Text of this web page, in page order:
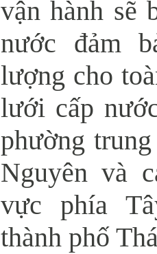
vận hành sẽ
nước đảm
lượng cho
lưới cấp
phường
Nguyên và
vực phía
thành phố